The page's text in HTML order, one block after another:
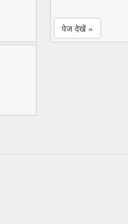
पेज देखें »